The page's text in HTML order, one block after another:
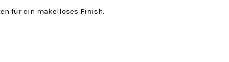
für ein makelloses Finish.